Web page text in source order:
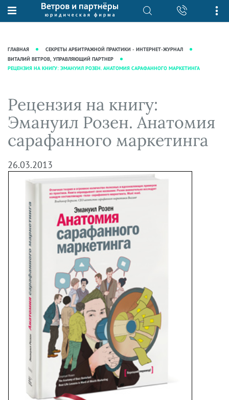
О нас
Рекомендации
фирмы
Кейсы
Вакансии
Юридические услуги
Интеллектуальная собственность
Сопровождение бизнеса
Ведение уголовных дел
Защита активов
База знаний
Журнал "Секреты арбитражной
практики"
Статьи
Аудиоподкасты
Видеоподкасты
Справочная
Вопросы-ответы
Вебинары и семинары
Прямые эфиры
ГЛАВНАЯ
СЕКРЕТЫ АРБИТРАЖНОЙ ПРАКТИКИ - ИНТЕРНЕТ-ЖУРНАЛ
ВИТАЛИЙ ВЕТРОВ, УПРАВЛЯЮЩИЙ ПАРТНЕР
РЕЦЕНЗИЯ НА КНИГУ: ЭМАНУИЛ РОЗЕН. АНАТОМИЯ САРАФАННОГО МАРКЕТИНГА
Рецензия на книгу:
Эмануил Розен. Анатомия
сарафанного маркетинга
26.03.2013